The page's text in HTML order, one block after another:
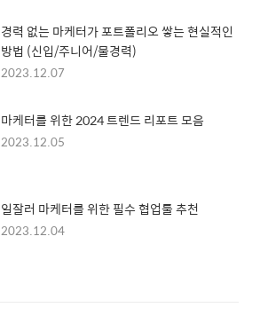
경력 없는 마케터가 포트폴리오 쌓는 현실적인
방법 (신입/주니어/물경력)
2023.12.07
마케터를 위한 2024 트렌드 리포트 모음
2023.12.05
일잘러 마케터를 위한 필수 협업툴 추천
2023.12.04